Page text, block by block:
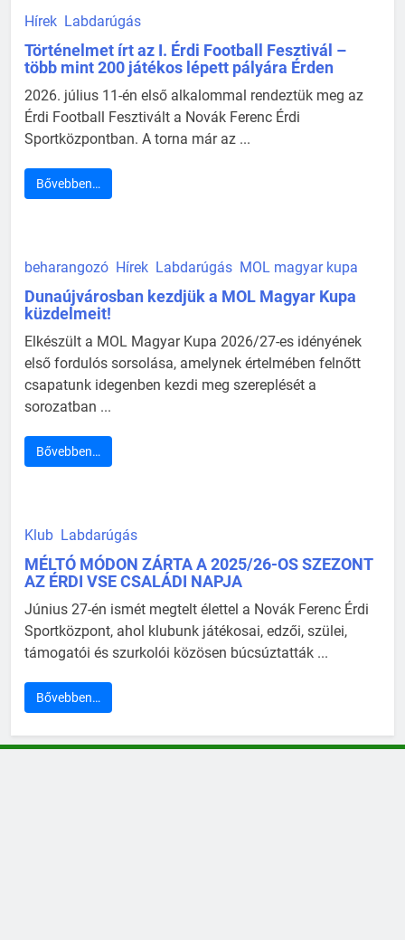
Hírek Labdarúgás
Történelmet írt az I. Érdi Football Fesztivál –
több mint 200 játékos lépett pályára Érden
2026. július 11-én első alkalommal rendeztük meg az
Érdi Football Fesztivált a Novák Ferenc Érdi
Sportközpontban. A torna már az ...
Bővebben…
beharangozó Hírek Labdarúgás MOL magyar kupa
Dunaújvárosban kezdjük a MOL Magyar Kupa
küzdelmeit!
Elkészült a MOL Magyar Kupa 2026/27-es idényének
első fordulós sorsolása, amelynek értelmében felnőtt
csapatunk idegenben kezdi meg szereplését a
sorozatban ...
Bővebben…
Klub Labdarúgás
MÉLTÓ MÓDON ZÁRTA A 2025/26-OS SZEZONT
AZ ÉRDI VSE CSALÁDI NAPJA
Június 27-én ismét megtelt élettel a Novák Ferenc Érdi
Sportközpont, ahol klubunk játékosai, edzői, szülei,
támogatói és szurkolói közösen búcsúztatták ...
Bővebben…